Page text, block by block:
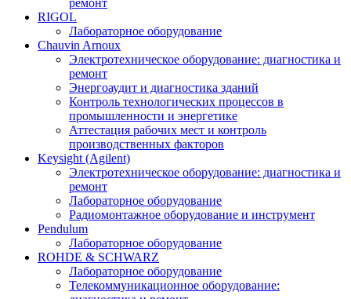
ремонт
RIGOL
Лабораторное оборудование
Chauvin Arnoux
Электротехническое оборудование: диагностика и
ремонт
Энергоаудит и диагностика зданий
Контроль технологических процессов в
промышленности и энергетике
Аттестация рабочих мест и контроль
производственных факторов
Keysight (Agilent)
Электротехническое оборудование: диагностика и
ремонт
Лабораторное оборудование
Радиомонтажное оборудование и инструмент
Pendulum
Лабораторное оборудование
ROHDE & SCHWARZ
Лабораторное оборудование
Телекоммуникационное оборудование: